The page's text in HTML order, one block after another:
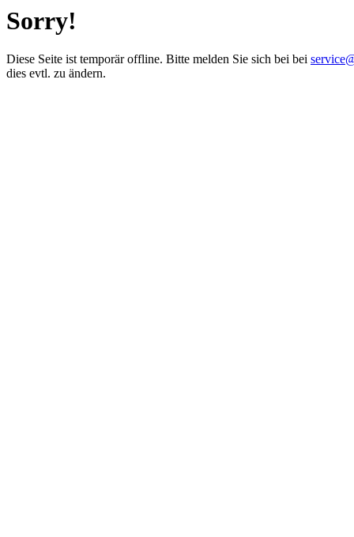
Sorry!
Diese Seite ist temporär offline. Bitte melden Sie sich bei bei
dies evtl. zu ändern.